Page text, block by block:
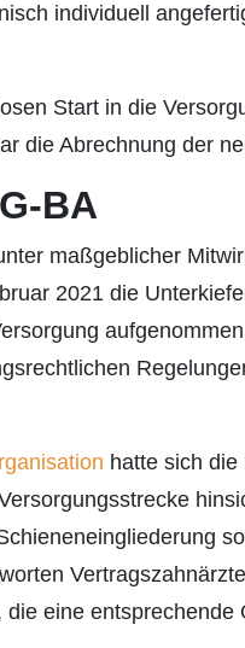
individuell
Start in die
die Abrechnung der
BA
maßgeblicher
2021 die
hatte sich
eine